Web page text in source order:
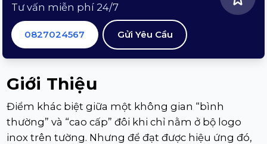
Tư vấn miễn phí 24/7
0827024567 Gửi Yêu Cầu
Giới Thiệu
Điểm khác biệt giữa một không gian “bình
thường” và “cao cấp” đôi khi chỉ nằm ở bộ logo
inox trên tường. Nhưng để đạt được hiệu ứng đó,